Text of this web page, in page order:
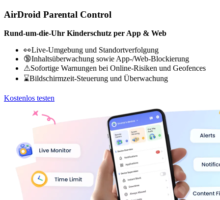
AirDroid Parental Control
Rund-um-die-Uhr Kinderschutz per App & Web
👀Live-Umgebung und Standortverfolgung
🔞Inhaltsüberwachung sowie App-/Web-Blockierung
⚠Sofortige Warnungen bei Online-Risiken und Geofences
⌛Bildschirmzeit-Steuerung und Überwachung
Kostenlos testen